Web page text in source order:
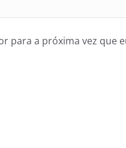
para a próxima vez que